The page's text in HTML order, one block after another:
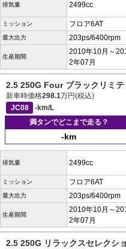
排気量 2499cc
ミッション フロア6AT
最大出力 203ps/6400rpm
生産期間
2010年10月～
2年07月
2.5 250G Four ブラックリミテ
新車時価格298.1万円(税込)
JC08
-km/L
満タンでどこまで走る？
-km
排気量 2499cc
ミッション フロア6AT
最大出力 203ps/6400rpm
生産期間
2010年10月～
2年07月
2.5 250G リラックスセレクシ